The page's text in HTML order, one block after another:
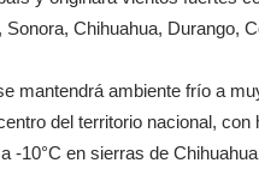
Sonora, Chihuahua, Durango,
mantendrá ambiente frío a
del territorio nacional,
-10°C en sierras de